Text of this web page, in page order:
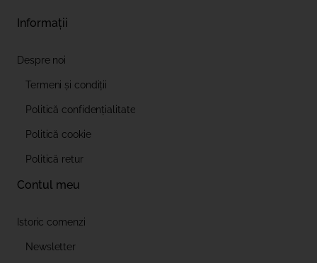
Informații
Despre noi
Termeni și condiții
Politică confidențialitate
Politică cookie
Politică retur
Contul meu
Istoric comenzi
Newsletter